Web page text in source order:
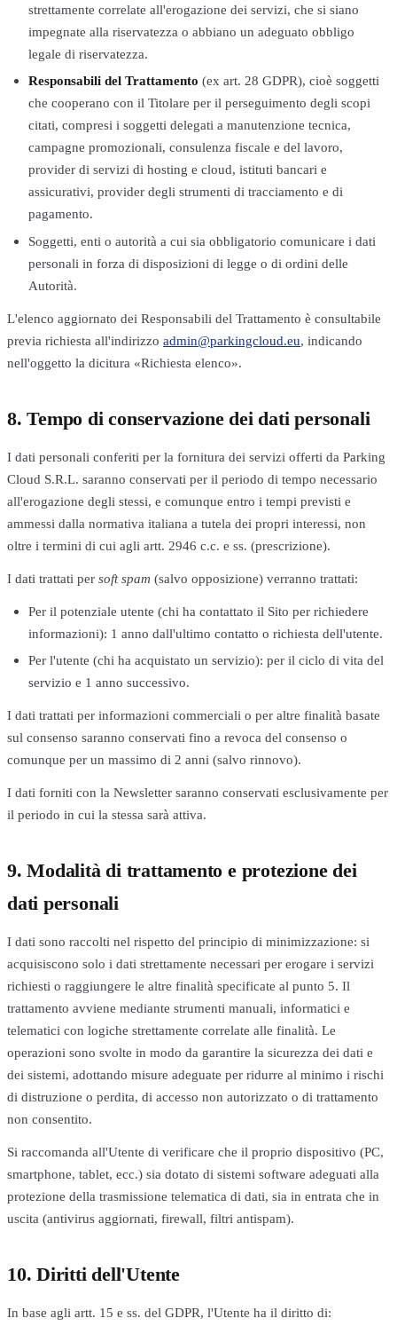
strettamente correlate all'erogazione dei servizi, che si siano
impegnate alla riservatezza o abbiano un adeguato obbligo
legale di riservatezza.
Responsabili del Trattamento (ex art. 28 GDPR), cioè soggetti
che cooperano con il Titolare per il perseguimento degli scopi
citati, compresi i soggetti delegati a manutenzione tecnica,
campagne promozionali, consulenza fiscale e del lavoro,
provider di servizi di hosting e cloud, istituti bancari e
assicurativi, provider degli strumenti di tracciamento e di
pagamento.
Soggetti, enti o autorità a cui sia obbligatorio comunicare i dati
personali in forza di disposizioni di legge o di ordini delle
Autorità.
L'elenco aggiornato dei Responsabili del Trattamento è consultabile
previa richiesta all'indirizzo admin@parkingcloud.eu, indicando
nell'oggetto la dicitura «Richiesta elenco».
8. Tempo di conservazione dei dati personali
I dati personali conferiti per la fornitura dei servizi offerti da Parking
Cloud S.R.L. saranno conservati per il periodo di tempo necessario
all'erogazione degli stessi, e comunque entro i tempi previsti e
ammessi dalla normativa italiana a tutela dei propri interessi, non
oltre i termini di cui agli artt. 2946 c.c. e ss. (prescrizione).
I dati trattati per soft spam (salvo opposizione) verranno trattati:
Per il potenziale utente (chi ha contattato il Sito per richiedere
informazioni): 1 anno dall'ultimo contatto o richiesta dell'utente.
Per l'utente (chi ha acquistato un servizio): per il ciclo di vita del
servizio e 1 anno successivo.
I dati trattati per informazioni commerciali o per altre finalità basate
sul consenso saranno conservati fino a revoca del consenso o
comunque per un massimo di 2 anni (salvo rinnovo).
I dati forniti con la Newsletter saranno conservati esclusivamente per
il periodo in cui la stessa sarà attiva.
9. Modalità di trattamento e protezione dei
dati personali
I dati sono raccolti nel rispetto del principio di minimizzazione: si
acquisiscono solo i dati strettamente necessari per erogare i servizi
richiesti o raggiungere le altre finalità specificate al punto 5. Il
trattamento avviene mediante strumenti manuali, informatici e
telematici con logiche strettamente correlate alle finalità. Le
operazioni sono svolte in modo da garantire la sicurezza dei dati e
dei sistemi, adottando misure adeguate per ridurre al minimo i rischi
di distruzione o perdita, di accesso non autorizzato o di trattamento
non consentito.
Si raccomanda all'Utente di verificare che il proprio dispositivo (PC,
smartphone, tablet, ecc.) sia dotato di sistemi software adeguati alla
protezione della trasmissione telematica di dati, sia in entrata che in
uscita (antivirus aggiornati, firewall, filtri antispam).
10. Diritti dell'Utente
In base agli artt. 15 e ss. del GDPR, l'Utente ha il diritto di: